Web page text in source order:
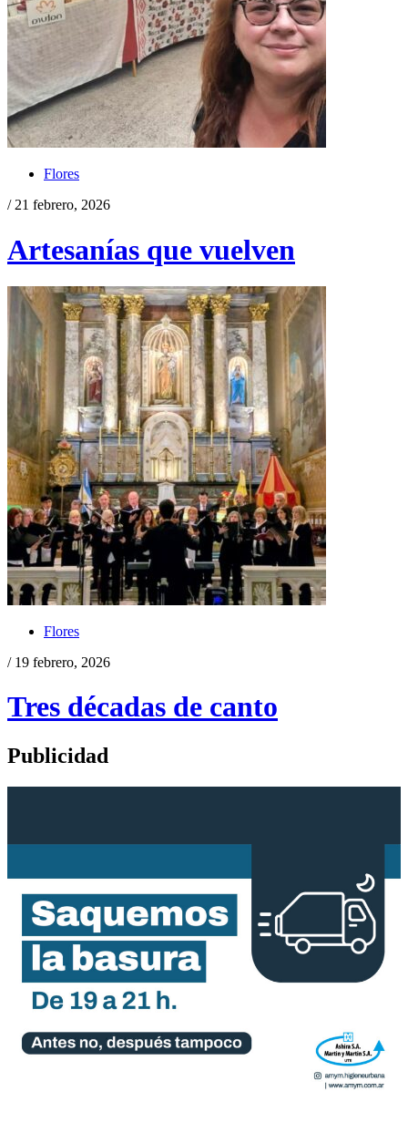
Flores
/ 21 febrero, 2026
Artesanías que vuelven
Flores
/ 19 febrero, 2026
Tres décadas de canto
Publicidad